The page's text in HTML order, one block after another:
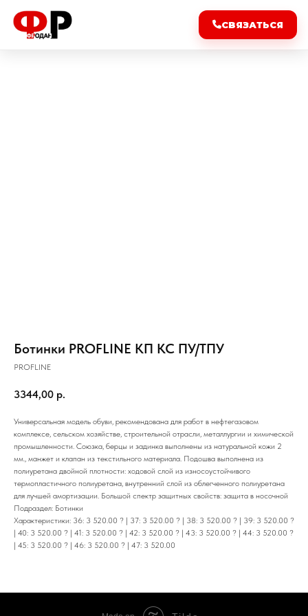
СВЯЗАТЬСЯ
Ботинки PROFLINE КП КС ПУ/ТПУ
PROFLINE
3344,00 р.
Универсальная модель обуви, рекомендована для работ в нефтегазовом
комплексе, сельском хозяйстве, строительной отрасли, металлургии и химической
промышленности. Союзка, берцы и задинка выполнены из натуральной кожи 2
мм., манжет и клапан из текстильного материала. Подошва выполнена из
полиуретана двойной плотности: ходовой слой из износоустойчивого
термопластичного полиуретана, внутренний слой из облегченного полиуретана
для лучшей амортизации. Большой спектр защитных свойств: защита в носочной
Подраздел: Ботинки
Характеристики: 36: 3 520.00 ? | 37: 3 520.00 ? | 38: 3 520.00 ? | 39: 3 520.00 ?
| 40: 3 520.00 ? | 41: 3 520.00 ? | 42: 3 520.00 ? | 43: 3 520.00 ? | 44: 3 520.00 ?
| 45: 3 520.00 ? | 46: 3 520.00 ? | 47: 3 520.00